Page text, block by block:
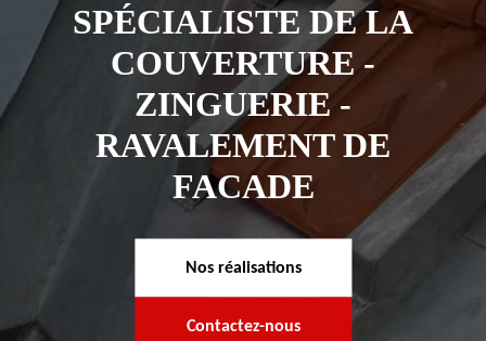
SPÉCIALISTE DE LA
COUVERTURE -
ZINGUERIE -
RAVALEMENT DE
FACADE
Nos réalisations
Contactez-nous